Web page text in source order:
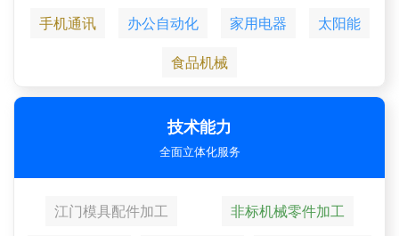
手机通讯
办公自动化 家用电器
太阳能
食品机械
技术能力
全面立体化服务
江门模具配件加工
非标机械零件加工